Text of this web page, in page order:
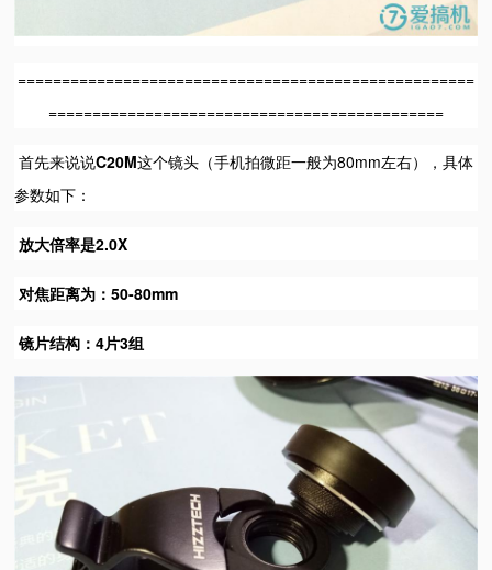
====================================================
=============================================
首先来说说C20M这个镜头（手机拍微距一般为80mm左右），具体
参数如下：
放大倍率是2.0X
对焦距离为：50-80mm
镜片结构：4片3组